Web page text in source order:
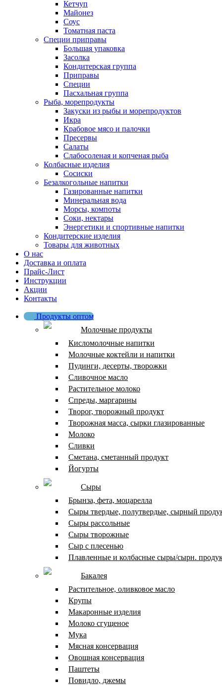
Кетчуп
Майонез
Соус
Томатная паста
Специи приправы
Большая упаковка
Засолка
Кондитерская группа
Приправы
Специи
Пасхальная группа
Рыба, морепродукты
Закуски из рыбы и морепродуктов
Икра
Крабовое мясо и палочки
Пресервы
Салаты
Слабосоленая и копченая рыба
Колбасные изделия
Сосиски
Безалкогольные напитки
Газированные напитки
Минеральная вода
Морсы, компоты
Соки, нектары
Энергетики и спортивные напитки
Кондитерские изделия
Товары для животных
О нас
Доставка и оплата
Прайс-Лист
Инструкции
Акции
Контакты
Продукты оптом
Молочные продукты
Кисломолочные напитки
Молочные коктейли и напитки
Пудинги, десерты, творожки
Сливочное масло
Растительное молоко
Спреды, маргарины
Творог, творожный продукт
Творожная масса, сырки глазированные
Молоко
Сливки
Сметана, сметанный продукт
Йогурты
Сыры
Брынза, фета, моцарелла
Сыры твердые, полутвердые, сырный
Сыры рассольные
Сыры творожные
Сыр с плесенью
Плавленные и колбасные сыры/сырн.
Бакалея
Растительное, оливковое масло
Крупы
Макаронные изделия
Молоко сгущеное
Мука
Мясная консервация
Овощная консервация
Паштеты
Повидло, джемы